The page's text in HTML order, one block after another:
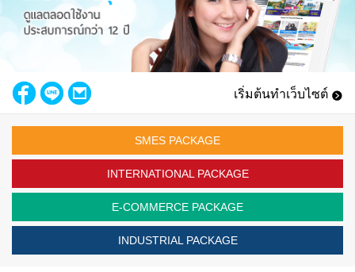
เริ่มต้นทำเว็บไซต์
SMES PACKAGE
INTERNATIONAL PACKAGE
E-COMMERCE PACKAGE
INDUSTRIAL PACKAGE